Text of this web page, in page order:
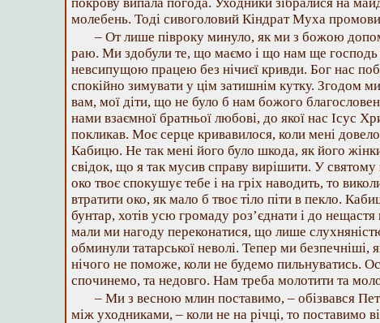
молебень. Тоді сивоголовий Кіндрат Муха
– От лише півроку минуло, як ми з божою
раю. Ми здобули те, що маємо і що нам ще
невсипущою працею без нічиєї кривди. Бог нас
спокійно зимувати у цім затишнім кутку. Згодом
вам, мої діти, що не було б нам божого
нами взаємної братньої любові, до якої нас Ісус
покликав. Моє серце кривавилося, коли мені
Кабицю. Не так мені його було шкода, як його
свідок, що я так мусив справу вирішити. У
око твоє спокушує тебе і на гріх наводить, то
втратити око, як мало б твоє тіло піти в пекло.
бунтар, хотів усю громаду роз’єднати і до
мали ми нагоду переконатися, що лише
обминули татарської неволі. Тепер ми безпечніші,
нічого не поможе, коли не будемо пильнуватись.
спочинемо, та недовго. Нам треба молотити та
– Ми з весною млин поставимо, – обізвався
між уходниками, – коли не на річці, то поставимо